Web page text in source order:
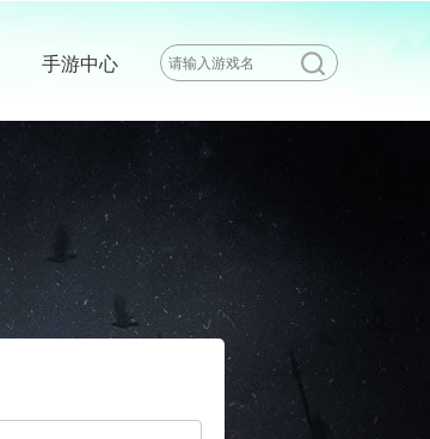
手游中心